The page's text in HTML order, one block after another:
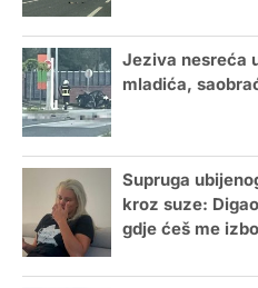
Jeziva nesreća
mladića,
Supruga
kroz suze:
gdje ćeš me